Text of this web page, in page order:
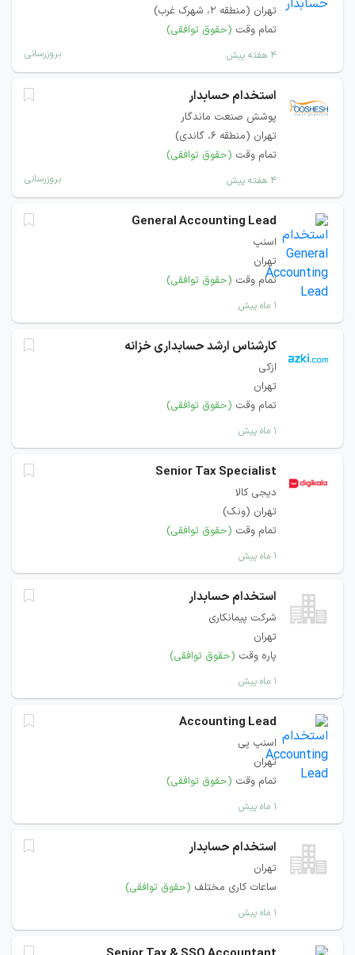
تهران (منطقه ۲، شهرک غرب)
تمام وقت (حقوق توافقی)
۴ هفته پیش بروزرسانی
استخدام حسابدار
پوشش صنعت ماندگار
تهران (منطقه ۶، گاندی)
تمام وقت (حقوق توافقی)
۴ هفته پیش بروزرسانی
General Accounting Lead
اسنپ
تهران
تمام وقت (حقوق توافقی)
۱ ماه پیش
کارشناس ارشد حسابداری خزانه
ازکی
تهران
تمام وقت (حقوق توافقی)
۱ ماه پیش
Senior Tax Specialist
دیجی کالا
تهران (ونک)
تمام وقت (حقوق توافقی)
۱ ماه پیش
استخدام حسابدار
شرکت پیمانکاری
تهران
پاره وقت (حقوق توافقی)
۱ ماه پیش
Accounting Lead
اسنپ پی
تهران
تمام وقت (حقوق توافقی)
۱ ماه پیش
استخدام حسابدار
تهران
ساعات کاری مختلف (حقوق توافقی)
۱ ماه پیش